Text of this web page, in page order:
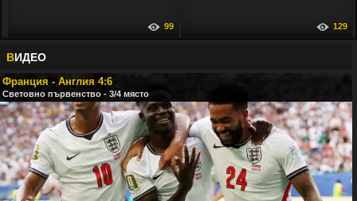
99 129
ВИДЕО
Франция - Англия 4:6
Световно първенство - 3/4 място